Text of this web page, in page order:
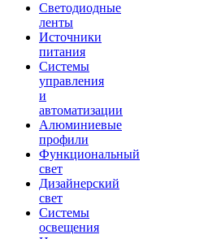
Светодиодные
ленты
Источники
питания
Системы
управления
и
автоматизации
Алюминиевые
профили
Функциональный
свет
Дизайнерский
свет
Системы
освещения